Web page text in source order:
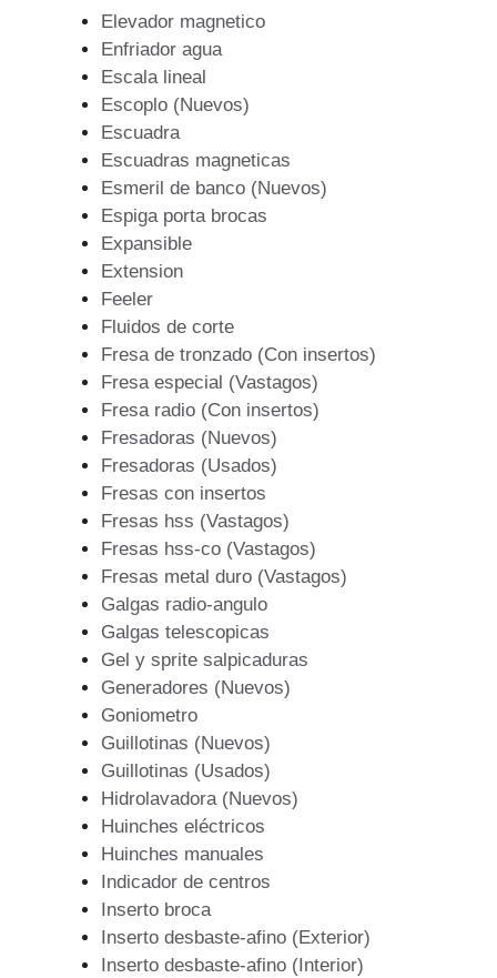
Elevador magnetico
Enfriador agua
Escala lineal
Escoplo (Nuevos)
Escuadra
Escuadras magneticas
Esmeril de banco (Nuevos)
Espiga porta brocas
Expansible
Extension
Feeler
Fluidos de corte
Fresa de tronzado (Con insertos)
Fresa especial (Vastagos)
Fresa radio (Con insertos)
Fresadoras (Nuevos)
Fresadoras (Usados)
Fresas con insertos
Fresas hss (Vastagos)
Fresas hss-co (Vastagos)
Fresas metal duro (Vastagos)
Galgas radio-angulo
Galgas telescopicas
Gel y sprite salpicaduras
Generadores (Nuevos)
Goniometro
Guillotinas (Nuevos)
Guillotinas (Usados)
Hidrolavadora (Nuevos)
Huinches eléctricos
Huinches manuales
Indicador de centros
Inserto broca
Inserto desbaste-afino (Exterior)
Inserto desbaste-afino (Interior)